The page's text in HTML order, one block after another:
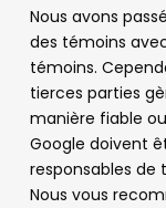
Nous avons
des témoins
témoins.
tierces parties
manière fiable
Google doivent
responsables de
Nous vous